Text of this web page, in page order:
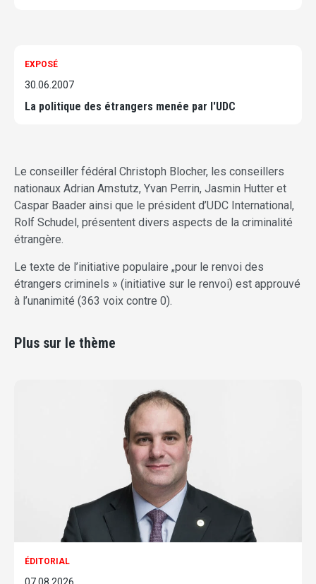
EXPOSÉ
30.06.2007
La politique des étrangers menée par l'UDC
Le conseiller fédéral Christoph Blocher, les conseillers
nationaux Adrian Amstutz, Yvan Perrin, Jasmin Hutter et
Caspar Baader ainsi que le président d’UDC International,
Rolf Schudel, présentent divers aspects de la criminalité
étrangère.
Le texte de l’initiative populaire „pour le renvoi des
étrangers criminels » (initiative sur le renvoi) est approuvé
à l’unanimité (363 voix contre 0).
Plus sur le thème
ÉDITORIAL
07.08.2026